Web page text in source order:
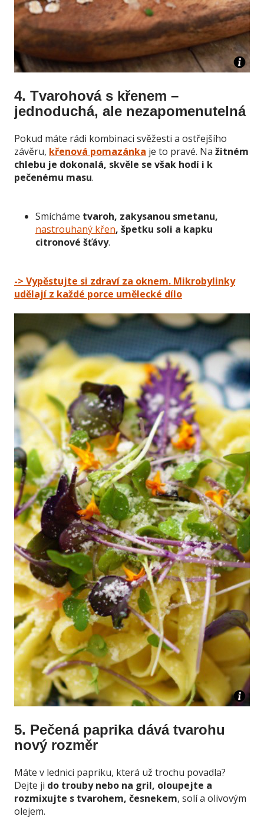
4. Tvarohová s křenem –
jednoduchá, ale nezapomenutelná
Pokud máte rádi kombinaci svěžesti a ostřejšího
závěru, křenová pomazánka je to pravé. Na žitném
chlebu je dokonalá, skvěle se však hodí i k
pečenému masu.
Smícháme tvaroh, zakysanou smetanu,
nastrouhaný křen, špetku soli a kapku
citronové šťávy.
-> Vypěstujte si zdraví za oknem. Mikrobylinky
udělají z každé porce umělecké dílo
5. Pečená paprika dává tvarohu
nový rozměr
Máte v lednici papriku, která už trochu povadla?
Dejte ji do trouby nebo na gril, oloupejte a
rozmixujte s tvarohem, česnekem, solí a olivovým
olejem.